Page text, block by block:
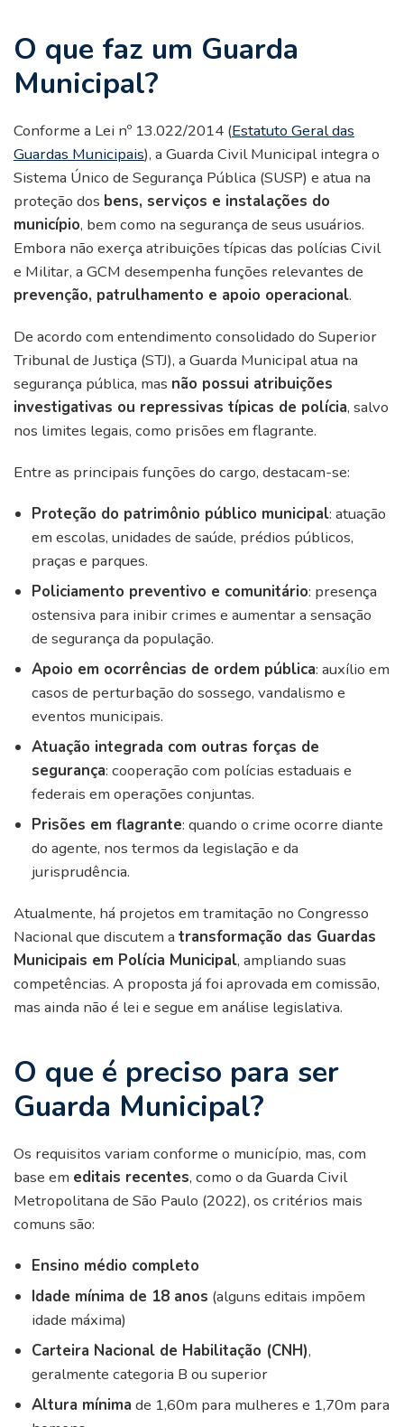
O que faz um Guarda
Municipal?
Conforme a Lei nº 13.022/2014 (Estatuto Geral das
Guardas Municipais), a Guarda Civil Municipal integra o
Sistema Único de Segurança Pública (SUSP) e atua na
proteção dos bens, serviços e instalações do
município, bem como na segurança de seus usuários.
Embora não exerça atribuições típicas das polícias Civil
e Militar, a GCM desempenha funções relevantes de
prevenção, patrulhamento e apoio operacional.
De acordo com entendimento consolidado do Superior
Tribunal de Justiça (STJ), a Guarda Municipal atua na
segurança pública, mas não possui atribuições
investigativas ou repressivas típicas de polícia, salvo
nos limites legais, como prisões em flagrante.
Entre as principais funções do cargo, destacam-se:
Proteção do patrimônio público municipal: atuação
em escolas, unidades de saúde, prédios públicos,
praças e parques.
Policiamento preventivo e comunitário: presença
ostensiva para inibir crimes e aumentar a sensação
de segurança da população.
Apoio em ocorrências de ordem pública: auxílio em
casos de perturbação do sossego, vandalismo e
eventos municipais.
Atuação integrada com outras forças de
segurança: cooperação com polícias estaduais e
federais em operações conjuntas.
Prisões em flagrante: quando o crime ocorre diante
do agente, nos termos da legislação e da
jurisprudência.
Atualmente, há projetos em tramitação no Congresso
Nacional que discutem a transformação das Guardas
Municipais em Polícia Municipal, ampliando suas
competências. A proposta já foi aprovada em comissão,
mas ainda não é lei e segue em análise legislativa.
O que é preciso para ser
Guarda Municipal?
Os requisitos variam conforme o município, mas, com
base em editais recentes, como o da Guarda Civil
Metropolitana de São Paulo (2022), os critérios mais
comuns são:
Ensino médio completo
Idade mínima de 18 anos (alguns editais impõem
idade máxima)
Carteira Nacional de Habilitação (CNH),
geralmente categoria B ou superior
Altura mínima de 1,60m para mulheres e 1,70m para